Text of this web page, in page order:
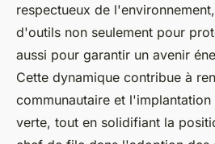
respectueux de
d'outils non seulement pour
aussi pour garantir un avenir
Cette dynamique contribue à
communautaire et
verte, tout en solidifiant la